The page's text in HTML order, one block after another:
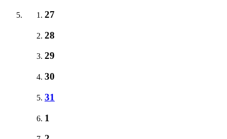
27
28
29
30
31
1